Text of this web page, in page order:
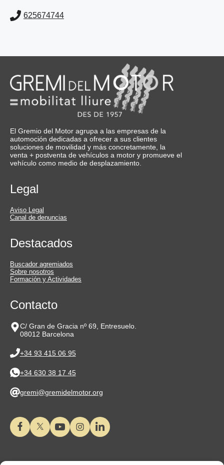
625674744
El Gremio del Motor agrupa a las empresas de la
automoción dedicadas a ofrecer a sus clientes
soluciones de movilidad y más concretamente, la
venta + postventa de vehículos a motor y promueve el
vehículo como medio de desplazamiento.
Legal
Aviso Legal
Canal de denuncias
Destacados
Buscador agremiados
Sobre nosotros
Formación y Actividades
Contacto
C/ Gran de Gracia nº 69, Entresuelo.
08012 Barcelona
+34 93 415 06 95
+34 630 38 17 45
gremi@gremidelmotor.org